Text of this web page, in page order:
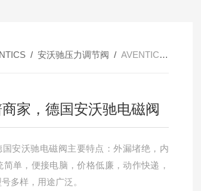
/ 安沃驰压力调节阀 / AVENTICS靠谱商家，德国安沃驰电磁阀
家，德国安沃驰电磁阀
安沃驰电磁阀主要特点：外漏堵绝，内
单，便接电脑，价格低廉，动作快递，
多样，用途广泛。